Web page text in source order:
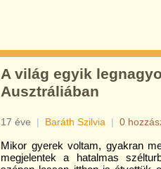
A világ egyik
Ausztráliában
17 éve | Baráth Szilvia | 0
Mikor gyerek voltam, gyakran
megjelentek a hatalmas